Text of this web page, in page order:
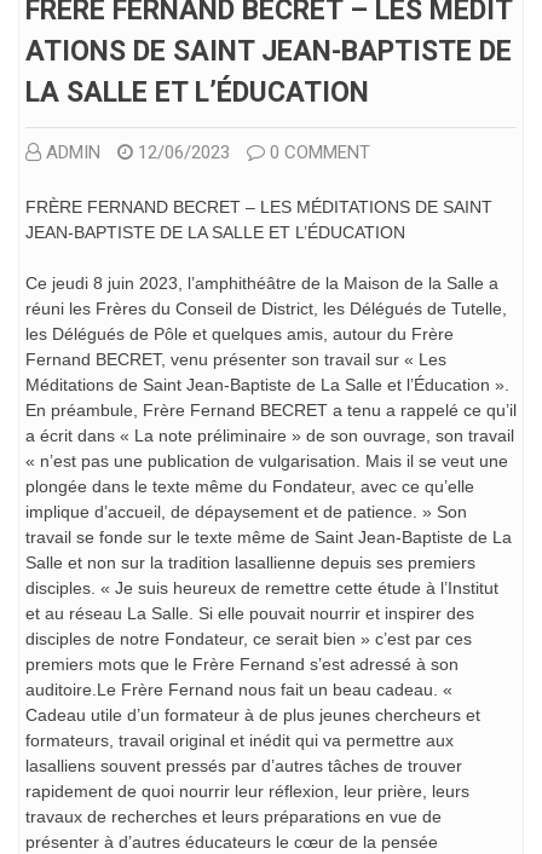
FRÈRE FERNAND BECRET – LES MÉDIT
ATIONS DE SAINT JEAN-BAPTISTE DE
LA SALLE ET L’ÉDUCATION
ADMIN 12/06/2023 0 COMMENT
FRÈRE FERNAND BECRET – LES MÉDITATIONS DE SAINT
JEAN-BAPTISTE DE LA SALLE ET L’ÉDUCATION
Ce jeudi 8 juin 2023, l’amphithéâtre de la Maison de la Salle a
réuni les Frères du Conseil de District, les Délégués de Tutelle,
les Délégués de Pôle et quelques amis, autour du Frère
Fernand BECRET, venu présenter son travail sur « Les
Méditations de Saint Jean-Baptiste de La Salle et l’Éducation ».
En préambule, Frère Fernand BECRET a tenu a rappelé ce qu’il
a écrit dans « La note préliminaire » de son ouvrage, son travail
« n’est pas une publication de vulgarisation. Mais il se veut une
plongée dans le texte même du Fondateur, avec ce qu’elle
implique d’accueil, de dépaysement et de patience. » Son
travail se fonde sur le texte même de Saint Jean-Baptiste de La
Salle et non sur la tradition lasallienne depuis ses premiers
disciples. « Je suis heureux de remettre cette étude à l’Institut
et au réseau La Salle. Si elle pouvait nourrir et inspirer des
disciples de notre Fondateur, ce serait bien » c’est par ces
premiers mots que le Frère Fernand s’est adressé à son
auditoire.Le Frère Fernand nous fait un beau cadeau. «
Cadeau utile d’un formateur à de plus jeunes chercheurs et
formateurs, travail original et inédit qui va permettre aux
lasalliens souvent pressés par d’autres tâches de trouver
rapidement de quoi nourrir leur réflexion, leur prière, leurs
travaux de recherches et leurs préparations en vue de
présenter à d’autres éducateurs le cœur de la pensée